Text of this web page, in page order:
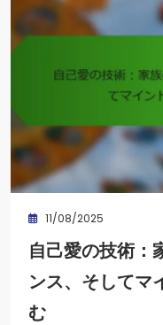
11/08/2025
自己愛の技術：
ンス、そしてマ
む